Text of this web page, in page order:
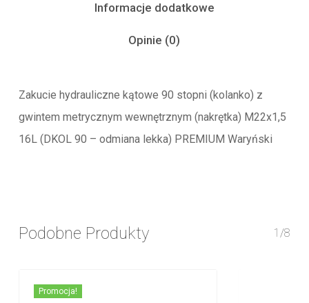
Informacje dodatkowe
Opinie (0)
Zakucie hydrauliczne kątowe 90 stopni (kolanko) z
gwintem metrycznym wewnętrznym (nakrętka) M22x1,5
16L (DKOL 90 – odmiana lekka) PREMIUM Waryński
Podobne Produkty 1/8
Promocja!